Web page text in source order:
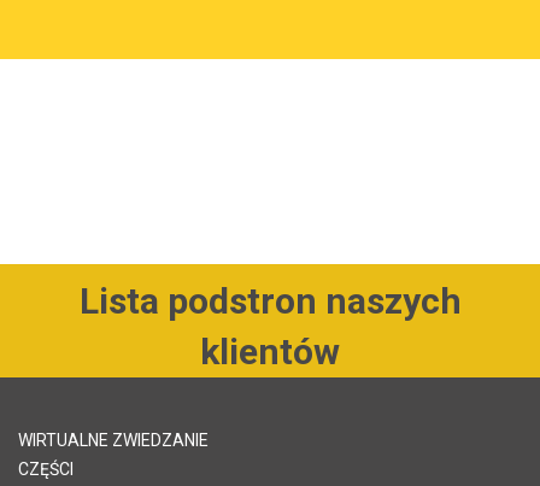
Lista podstron naszych
klientów
WIRTUALNE ZWIEDZANIE
CZĘŚCI